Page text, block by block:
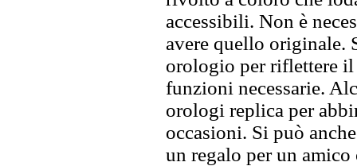
accessibili. Non è
avere quello originale.
orologio per riflettere
funzioni necessarie.
orologi replica per
occasioni. Si può
un regalo per un amico